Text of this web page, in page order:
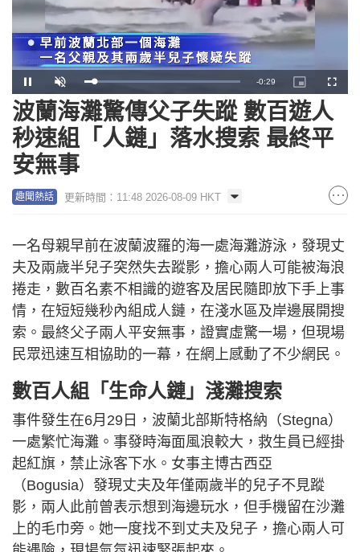
Pause Unmute Loaded:
Remaining
Time
-0:28
Picture-
in-
Picture
波蘭海灘驚傳父子失蹤 數百遊人
秒速組「人鏈」落水搜索 最終平
安無事
趣聞熱話 更新時間：11:48 2026-08-09 HKT
一名母親早前在波蘭波羅的海一處海灘游泳，發現丈
夫及兩歲半兒子突然失去蹤影，擔心兩人可能被海浪
捲走，數百名素不相識的遊客及居民隨即放下手上事
情，在短短幾秒內組成人鏈，在淺水區及岸邊展開搜
索。最終父子兩人平安無事，證實虛驚一場，但現場
民眾迅速互相協助的一幕，在網上感動了不少網民。
數百人組「生命人鏈」淺灘搜索
事件發生在6月29日，波蘭北部斯特格納（Stegna）
一處繁忙海灘。事發時海面風浪較大，救生員已經掛
起紅旗，禁止泳客下水。女事主博古西亞
（Bogusia）發現丈夫及年僅兩歲半的兒子不見蹤
影，兩人此前曾表示想到海邊玩水，但手機留在沙灘
上的毛巾旁。她一度找不到丈夫及兒子，擔心兩人可